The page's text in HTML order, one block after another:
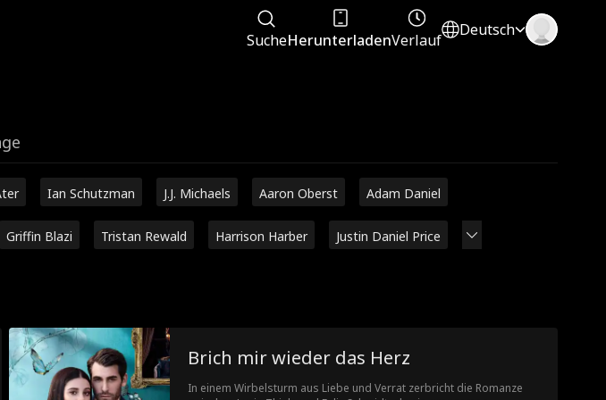
SucheHerunterladenVerlauf
Deutsch
Ian Schutzman J.J. Michaels Aaron Oberst Adam Daniel
Griffin Blazi Tristan Rewald Harrison Harber Justin Daniel Price
Brich mir wieder das Herz
In einem Wirbelsturm aus Liebe und Verrat zerbricht die Romanze